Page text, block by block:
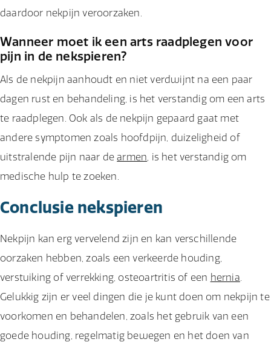
daardoor nekpijn veroorzaken.
Wanneer moet ik een arts raadplegen voor
pijn in de nekspieren?
Als de nekpijn aanhoudt en niet verdwijnt na een paar
dagen rust en behandeling, is het verstandig om een arts
te raadplegen. Ook als de nekpijn gepaard gaat met
andere symptomen zoals hoofdpijn, duizeligheid of
uitstralende pijn naar dearmen, is het verstandig om
medische hulp te zoeken.
Conclusie nekspieren
Nekpijn kan erg vervelend zijn en kan verschillende
oorzaken hebben, zoals een verkeerde houding,
verstuiking of verrekking, osteoartritis of een hernia.
Gelukkig zijn er veel dingen die je kunt doen om nekpijn te
voorkomen en behandelen, zoals het gebruik van een
goede houding, regelmatig bewegen en het doen van